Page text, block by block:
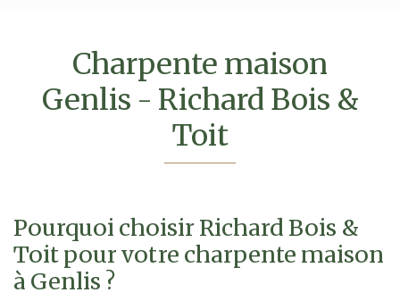
Charpente maison
Genlis - Richard Bois &
Toit
Pourquoi choisir Richard Bois &
Toit pour votre charpente maison
à Genlis ?